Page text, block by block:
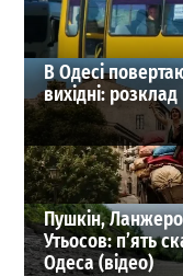
ВИБІР РЕДАКЦІЇ
В Одесі
вихідні: розклад
Пушкін,
Утьосов: п’ять
Одеса (відео)